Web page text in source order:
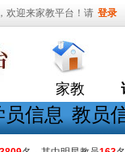
欢迎来家教平台！请 登录
家教
员信息 教员